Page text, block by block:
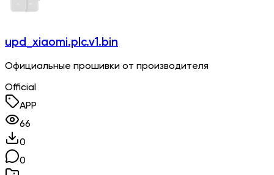
upd_xiaomi.plc.v1.bin
Официальные прошивки от производителя
Official
APP
66
0
0